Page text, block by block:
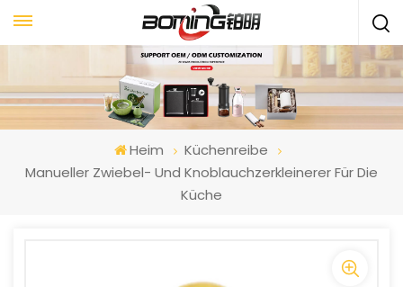
Heim
Küchenreibe
Manueller Zwiebel- Und Knoblauchzerkleinerer Für Die
Küche